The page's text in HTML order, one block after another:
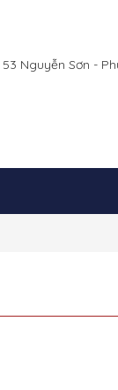
53 Nguyễn Sơn -